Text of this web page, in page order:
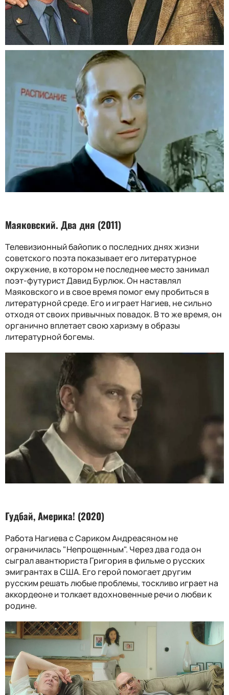
Маяковский. Два дня (2011)
Телевизионный байопик о последних днях жизни
советского поэта показывает его литературное
окружение, в котором не последнее место занимал
поэт-футурист Давид Бурлюк. Он наставлял
Маяковского и в свое время помог ему пробиться в
литературной среде. Его и играет Нагиев, не сильно
отходя от своих привычных повадок. В то же время, он
органично вплетает свою харизму в образы
литературной богемы.
Гудбай, Америка! (2020)
Работа Нагиева с Сариком Андреасяном не
ограничилась "Непрощенным". Через два года он
сыграл авантюриста Григория в фильме о русских
эмигрантах в США. Его герой помогает другим
русским решать любые проблемы, тоскливо играет на
аккордеоне и толкает вдохновенные речи о любви к
родине.